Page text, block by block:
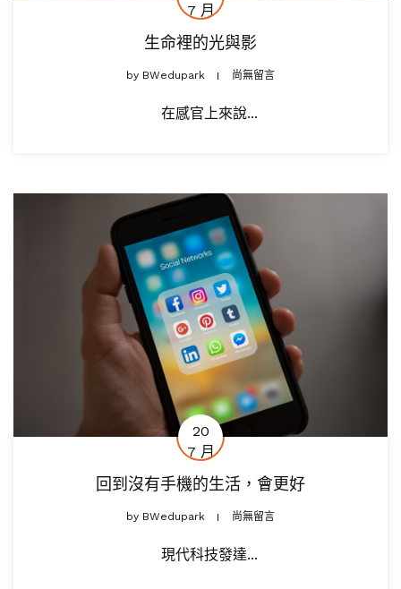
7 月
生命裡的光與影
by BWedupark 尚無留言
在感官上來說...
20
7 月
回到沒有手機的生活，會更好
by BWedupark 尚無留言
現代科技發達...